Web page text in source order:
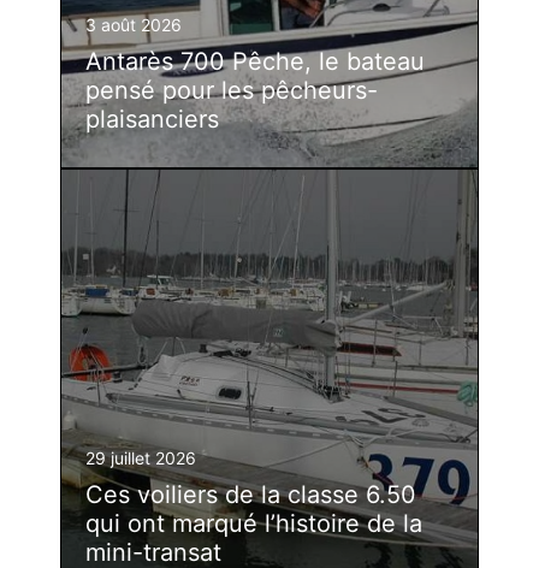
3 août 2026
Antarès 700 Pêche, le bateau
pensé pour les pêcheurs-
plaisanciers
29 juillet 2026
Ces voiliers de la classe 6.50
qui ont marqué l’histoire de la
mini-transat